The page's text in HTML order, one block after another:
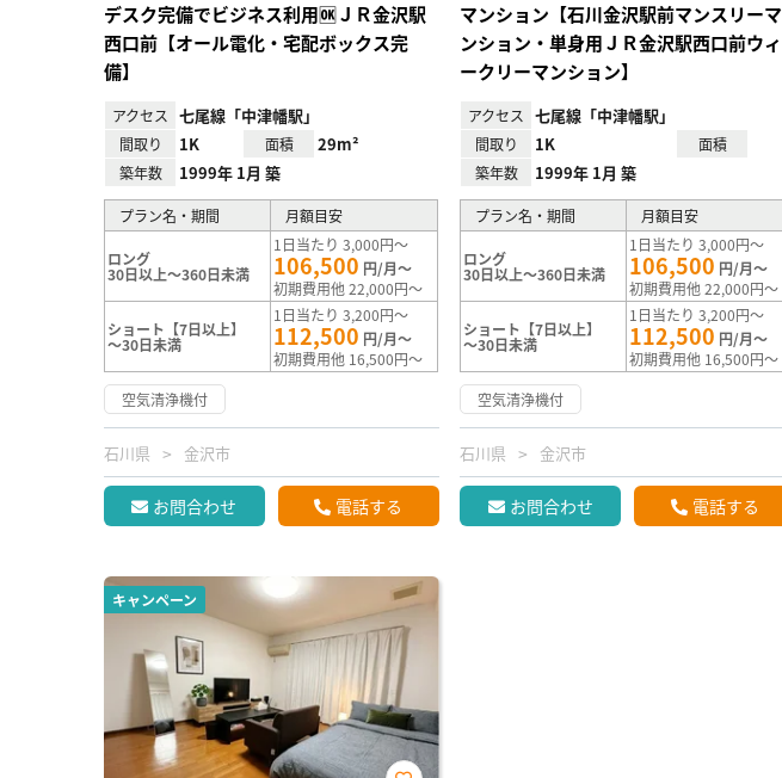
デスク完備でビジネス利用🆗ＪＲ金沢駅
西口前【オール電化・宅配ボックス完
備】
アクセス 七尾線「中津幡駅」
間取り 1K 面積 29m²
築年数 1999年 1月 築
プラン名・期間 月額目安
ロング
30日以上～360日未満
1日当たり 3,000円～
106,500 円/月～
初期費用他 22,000円～
ショート【7日以上】
～30日未満
1日当たり 3,200円～
112,500 円/月～
初期費用他 16,500円～
空気清浄機付
石川県 金沢市
お問合わせ 電話する
マンション【石川金沢駅前マンスリーマ
ンション・単身用ＪＲ金沢駅西口前ウィ
ークリーマンション】
アクセス 七尾線「中津幡駅」
間取り 1K
面積
築年数
1999年 1月 築
プラン名・期間 月額目安
ロング
30日以上～360日未満
1日当たり 3,000円～
106,500 円/月～
初期費用他 22,000円～
ショート【7日以上】
～30日未満
1日当たり 3,200円～
112,500 円/月～
初期費用他 16,500円～
空気清浄機付
石川県 金沢市
お問合わせ 電話する
キャンペーン